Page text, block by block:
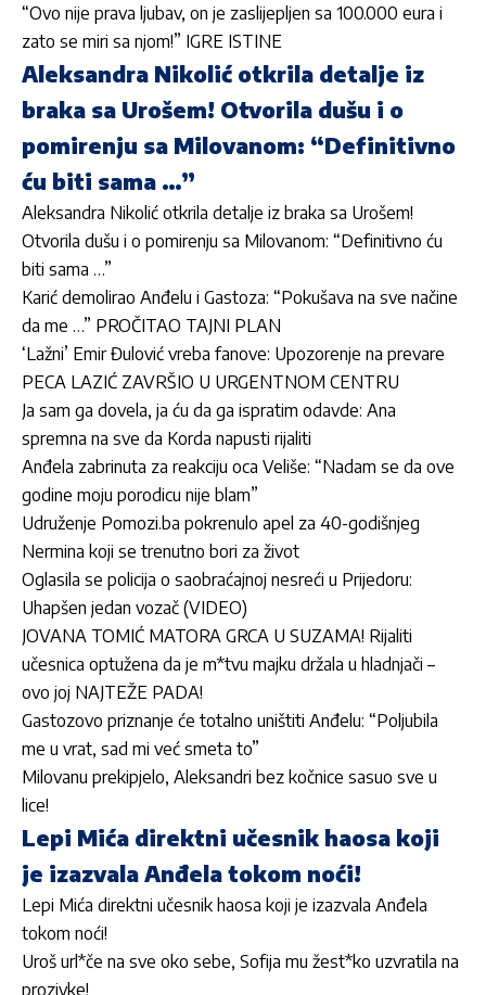
“Ovo nije prava ljubav, on je zaslijepljen sa 100.000 eura i
zato se miri sa njom!” IGRE ISTINE
Aleksandra Nikolić otkrila detalje iz
braka sa Urošem! Otvorila dušu i o
pomirenju sa Milovanom: “Definitivno
ću biti sama …”
Aleksandra Nikolić otkrila detalje iz braka sa Urošem!
Otvorila dušu i o pomirenju sa Milovanom: “Definitivno ću
biti sama …”
Karić demolirao Anđelu i Gastoza: “Pokušava na sve načine
da me …” PROČITAO TAJNI PLAN
‘Lažni’ Emir Đulović vreba fanove: Upozorenje na prevare
PECA LAZIĆ ZAVRŠIO U URGENTNOM CENTRU
Ja sam ga dovela, ja ću da ga ispratim odavde: Ana
spremna na sve da Korda napusti rijaliti
Anđela zabrinuta za reakciju oca Veliše: “Nadam se da ove
godine moju porodicu nije blam”
Udruženje Pomozi.ba pokrenulo apel za 40-godišnjeg
Nermina koji se trenutno bori za život
Oglasila se policija o saobraćajnoj nesreći u Prijedoru:
Uhapšen jedan vozač (VIDEO)
JOVANA TOMIĆ MATORA GRCA U SUZAMA! Rijaliti
učesnica optužena da je m*tvu majku držala u hladnjači –
ovo joj NAJTEŽE PADA!
Gastozovo priznanje će totalno uništiti Anđelu: “Poljubila
me u vrat, sad mi već smeta to”
Milovanu prekipjelo, Aleksandri bez kočnice sasuo sve u
lice!
Lepi Mića direktni učesnik haosa koji
je izazvala Anđela tokom noći!
Lepi Mića direktni učesnik haosa koji je izazvala Anđela
tokom noći!
Uroš url*če na sve oko sebe, Sofija mu žest*ko uzvratila na
prozivke!